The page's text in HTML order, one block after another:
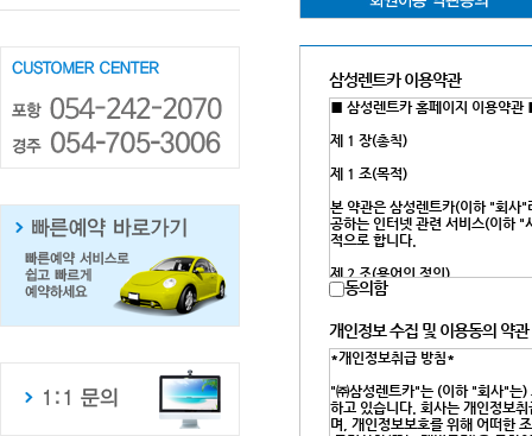
삼성렌트카 이용약관
동의함
개인정보 수집 및 이용동의 약관